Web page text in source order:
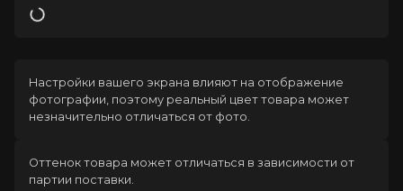
Загрузка
Настройки вашего экрана влияют на отображение
фотографии, поэтому реальный цвет товара может
незначительно отличаться от фото.
Оттенок товара может отличаться в зависимости от
партии поставки.